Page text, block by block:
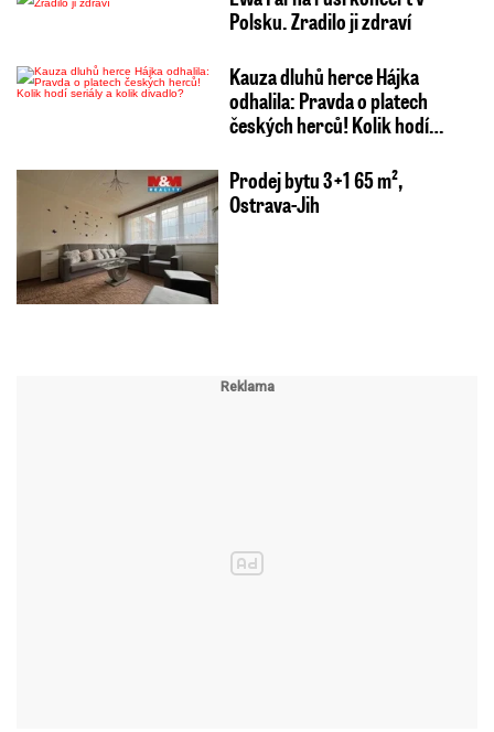
Polsku. Zradilo ji zdraví
Kauza dluhů herce Hájka
odhalila: Pravda o platech
českých herců! Kolik hodí…
Prodej bytu 3+1 65 m²,
Ostrava-Jih